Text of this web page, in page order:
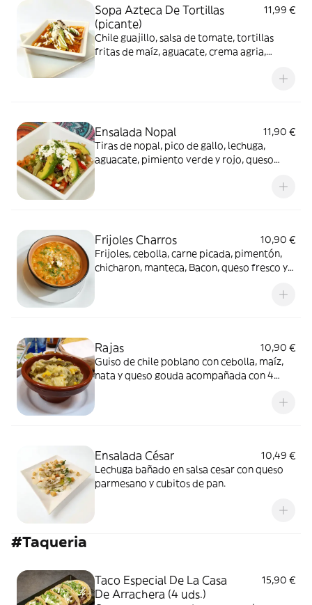
Sopa Azteca De Tortillas
(picante)
11,99 €
Chile guajillo, salsa de tomate, tortillas
fritas de maíz, aguacate, crema agria,
Ensalada Nopal
11,90 €
Tiras de nopal, pico de gallo, lechuga,
aguacate, pimiento verde y rojo, queso
Frijoles Charros
10,90 €
Frijoles, cebolla, carne picada, pimentón,
chicharon, manteca, Bacon, queso fresco y
Rajas
10,90 €
Guiso de chile poblano con cebolla, maíz,
nata y queso gouda acompañada con 4
Ensalada César
10,49 €
Lechuga bañado en salsa cesar con queso
parmesano y cubitos de pan.
#Taqueria
Taco Especial De La Casa
De Arrachera (4 uds.)
15,90 €